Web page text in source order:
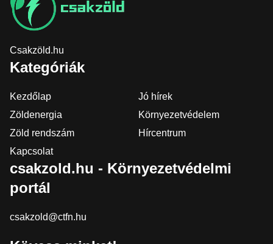
Csakzöld.hu
Kategóriák
Kezdőlap
Jó hírek
Zöldenergia
Környezetvédelem
Zöld rendszám
Hírcentrum
Kapcsolat
csakzold.hu - Környezetvédelmi
portál
csakzold@ctfn.hu